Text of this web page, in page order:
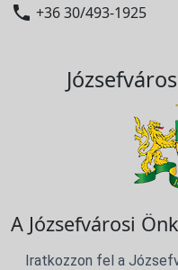
 +36 30/493-1925
A Józsefvárosi
Iratkozzon fel a